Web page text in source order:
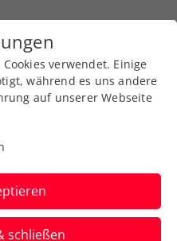
Zverev
an
verwendet. Einige
während es uns andere
auf unserer Webseite
schließen